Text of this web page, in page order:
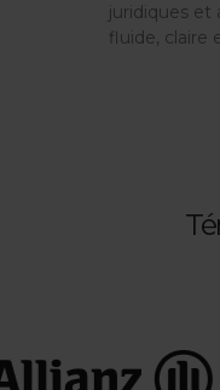
juridiques et
fluide, claire